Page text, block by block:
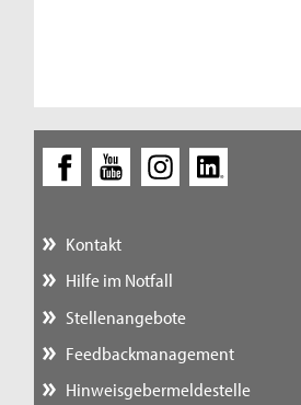
Kontakt
Hilfe im Notfall
Stellenangebote
Feedbackmanagement
Hinweisgebermeldestelle